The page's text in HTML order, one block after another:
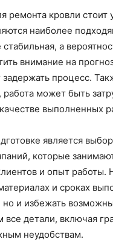
ремонта кровли
наиболее
а
внимание на
процесс.
может быть
выполненных
является
которые
и опыт работы.
и сроках
и избежать
все детали, включая
неудобствам.